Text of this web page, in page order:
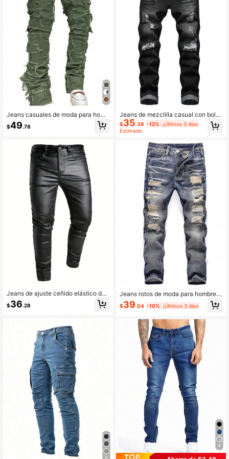
Jeans casuales de moda para homb
res con rasgados, flecos y unicolor
minimalista
$49.78
Jeans de ajuste ceñido elástico de
piel sintética de moda para hombre
$36.28
6
Jeans de mezclilla casual con bolsil
lo delantero y botones, estilo emo, p
ara hombres
$35.36 -12% ¡Últimos 3 días
Estimado
Jeans rotos de moda para hombre c
on bolsillos, estilo emo
$39.04 -10% ¡Últimos 3 días
4